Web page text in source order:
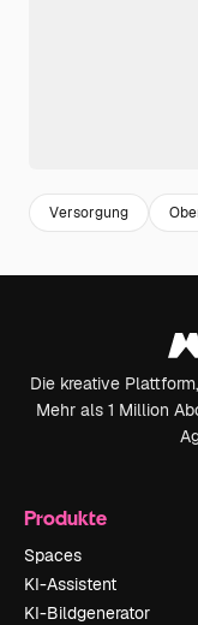
Versorgung
Die kreative
Mehr als 1 Million
Produkte
Spaces
KI-Assistent
KI-Bildgenerator